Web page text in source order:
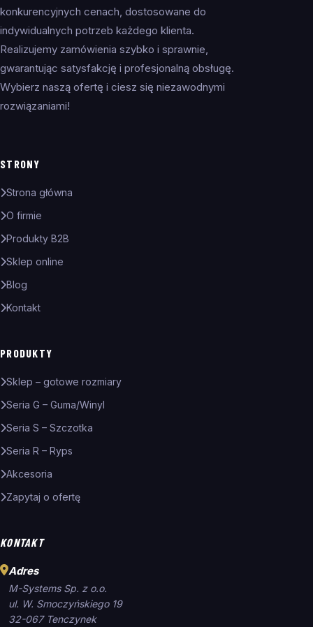
konkurencyjnych cenach, dostosowane do
indywidualnych potrzeb każdego klienta.
Realizujemy zamówienia szybko i sprawnie,
gwarantując satysfakcję i profesjonalną obsługę.
Wybierz naszą ofertę i ciesz się niezawodnymi
rozwiązaniami!
STRONY
Strona główna
O firmie
Produkty B2B
Sklep online
Blog
Kontakt
PRODUKTY
Sklep – gotowe rozmiary
Seria G – Guma/Winyl
Seria S – Szczotka
Seria R – Ryps
Akcesoria
Zapytaj o ofertę
KONTAKT
Adres
M-Systems Sp. z o.o.
ul. W. Smoczyńskiego 19
32-067 Tenczynek